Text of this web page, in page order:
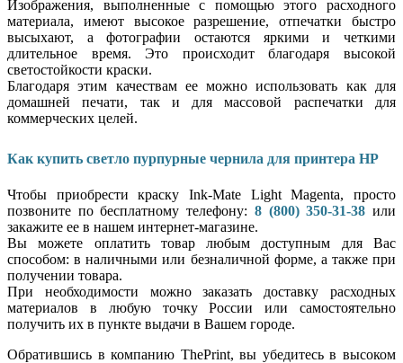
Изображения, выполненные с помощью этого расходного
материала, имеют высокое разрешение, отпечатки быстро
высыхают, а фотографии остаются яркими и четкими
длительное время. Это происходит благодаря высокой
светостойкости краски.
Благодаря этим качествам ее можно использовать как для
домашней печати, так и для массовой распечатки для
коммерческих целей.
Как купить светло пурпурные чернила для принтера HP
Чтобы приобрести краску Ink-Mate Light Magenta, просто
позвоните по бесплатному телефону: 8 (800) 350-31-38 или
закажите ее в нашем интернет-магазине.
Вы можете оплатить товар любым доступным для Вас
способом: в наличными или безналичной форме, а также при
получении товара.
При необходимости можно заказать доставку расходных
материалов в любую точку России или самостоятельно
получить их в пункте выдачи в Вашем городе.
Обратившись в компанию ThePrint, вы убедитесь в высоком